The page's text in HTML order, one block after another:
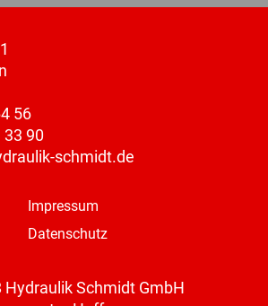
56
33 90
schmidt.de
Impressum
Datenschutz
Hydraulik Schmidt GmbH